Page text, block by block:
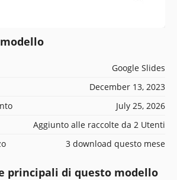
Google Slides
December 13, 2023
July 25, 2026
Aggiunto alle raccolte da 2 Utenti
3 download questo mese
principali di questo modello